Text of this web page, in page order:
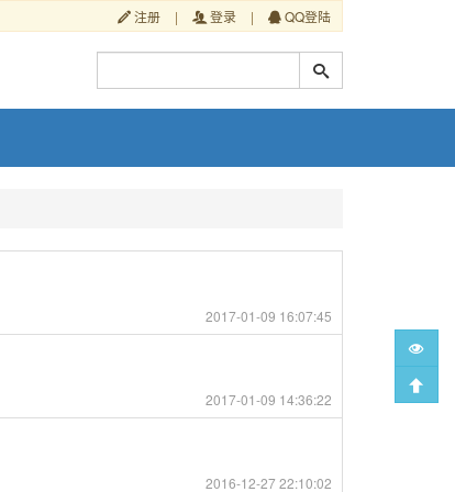
注册 | 登录 | QQ登陆
2017-01-09 16:07:45
2017-01-09 14:36:22
2016-12-27 22:10:02